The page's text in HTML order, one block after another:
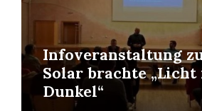
Infoveranstaltung
Solar brachte „Licht
Dunkel“